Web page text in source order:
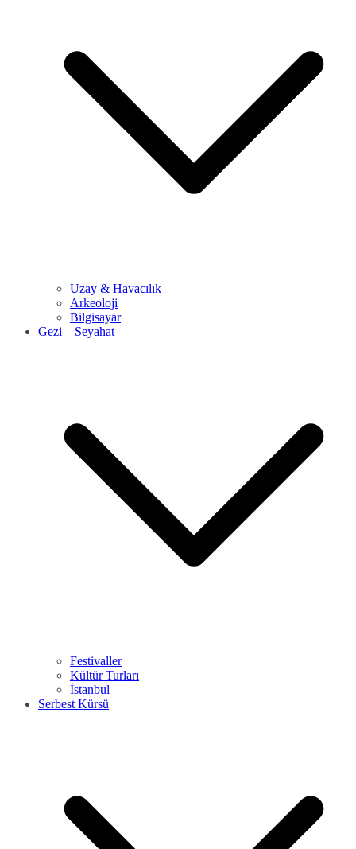
Uzay & Havacılık
Arkeoloji
Bilgisayar
Gezi – Seyahat
Festivaller
Kültür Turları
İstanbul
Serbest Kürsü